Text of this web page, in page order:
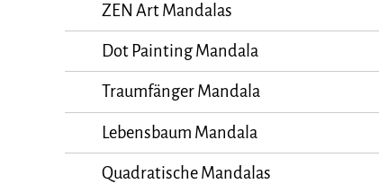
ZEN Art Mandalas
Dot Painting Mandala
Traumfänger Mandala
Lebensbaum Mandala
Quadratische Mandalas